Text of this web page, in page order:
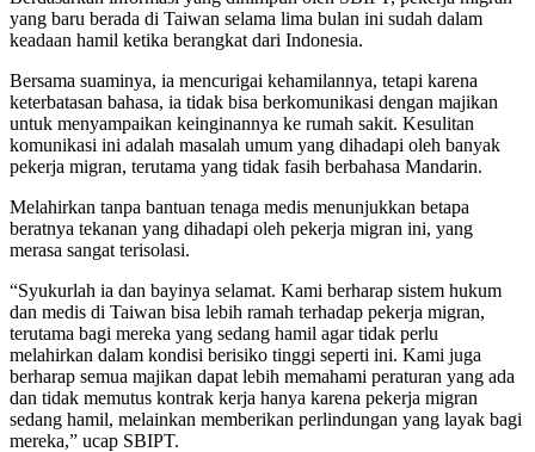
yang baru berada di Taiwan selama lima bulan ini sudah dalam
keadaan hamil ketika berangkat dari Indonesia.
Bersama suaminya, ia mencurigai kehamilannya, tetapi karena
keterbatasan bahasa, ia tidak bisa berkomunikasi dengan majikan
untuk menyampaikan keinginannya ke rumah sakit. Kesulitan
komunikasi ini adalah masalah umum yang dihadapi oleh banyak
pekerja migran, terutama yang tidak fasih berbahasa Mandarin.
Melahirkan tanpa bantuan tenaga medis menunjukkan betapa
beratnya tekanan yang dihadapi oleh pekerja migran ini, yang
merasa sangat terisolasi.
“Syukurlah ia dan bayinya selamat. Kami berharap sistem hukum
dan medis di Taiwan bisa lebih ramah terhadap pekerja migran,
terutama bagi mereka yang sedang hamil agar tidak perlu
melahirkan dalam kondisi berisiko tinggi seperti ini. Kami juga
berharap semua majikan dapat lebih memahami peraturan yang ada
dan tidak memutus kontrak kerja hanya karena pekerja migran
sedang hamil, melainkan memberikan perlindungan yang layak bagi
mereka,” ucap SBIPT.